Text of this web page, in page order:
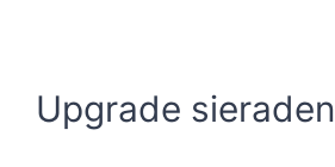
Upgrade sieraden